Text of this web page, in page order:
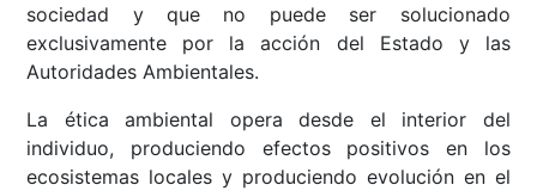
sociedad y que no puede ser solucionado
exclusivamente por la acción del Estado y las
Autoridades Ambientales.
La ética ambiental opera desde el interior del
individuo, produciendo efectos positivos en los
ecosistemas locales y produciendo evolución en el